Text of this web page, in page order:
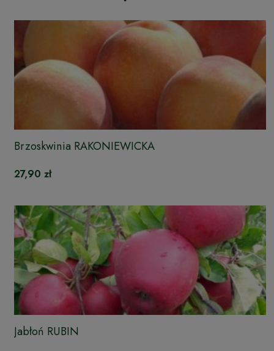
Brzoskwinia RAKONIEWICKA
27,90 zł
Jabłoń RUBIN